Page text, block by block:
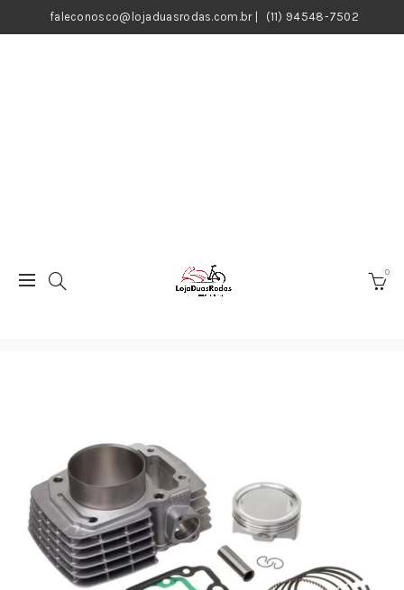
faleconosco@lojaduasrodas.com.br| (11) 94548-7502
0